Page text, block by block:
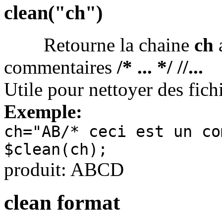
clean("ch")
Retourne la chaine ch
commentaires /* ... */ //...
Utile pour nettoyer des
Exemple:
ch="AB/* ceci est un
$clean(ch);
produit: ABCD
clean format